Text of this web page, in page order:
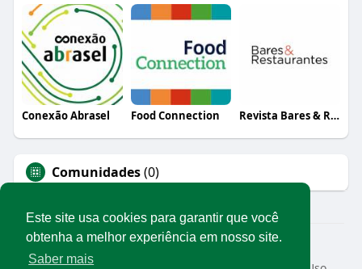
Este site usa cookies para garantir que você
obtenha a melhor experiência em nosso site.
Saber mais
Conexão Abrasel Food Connection Revista Bares & Restaurantes
Comunidades(0)
© 2026 Rede Abrasel